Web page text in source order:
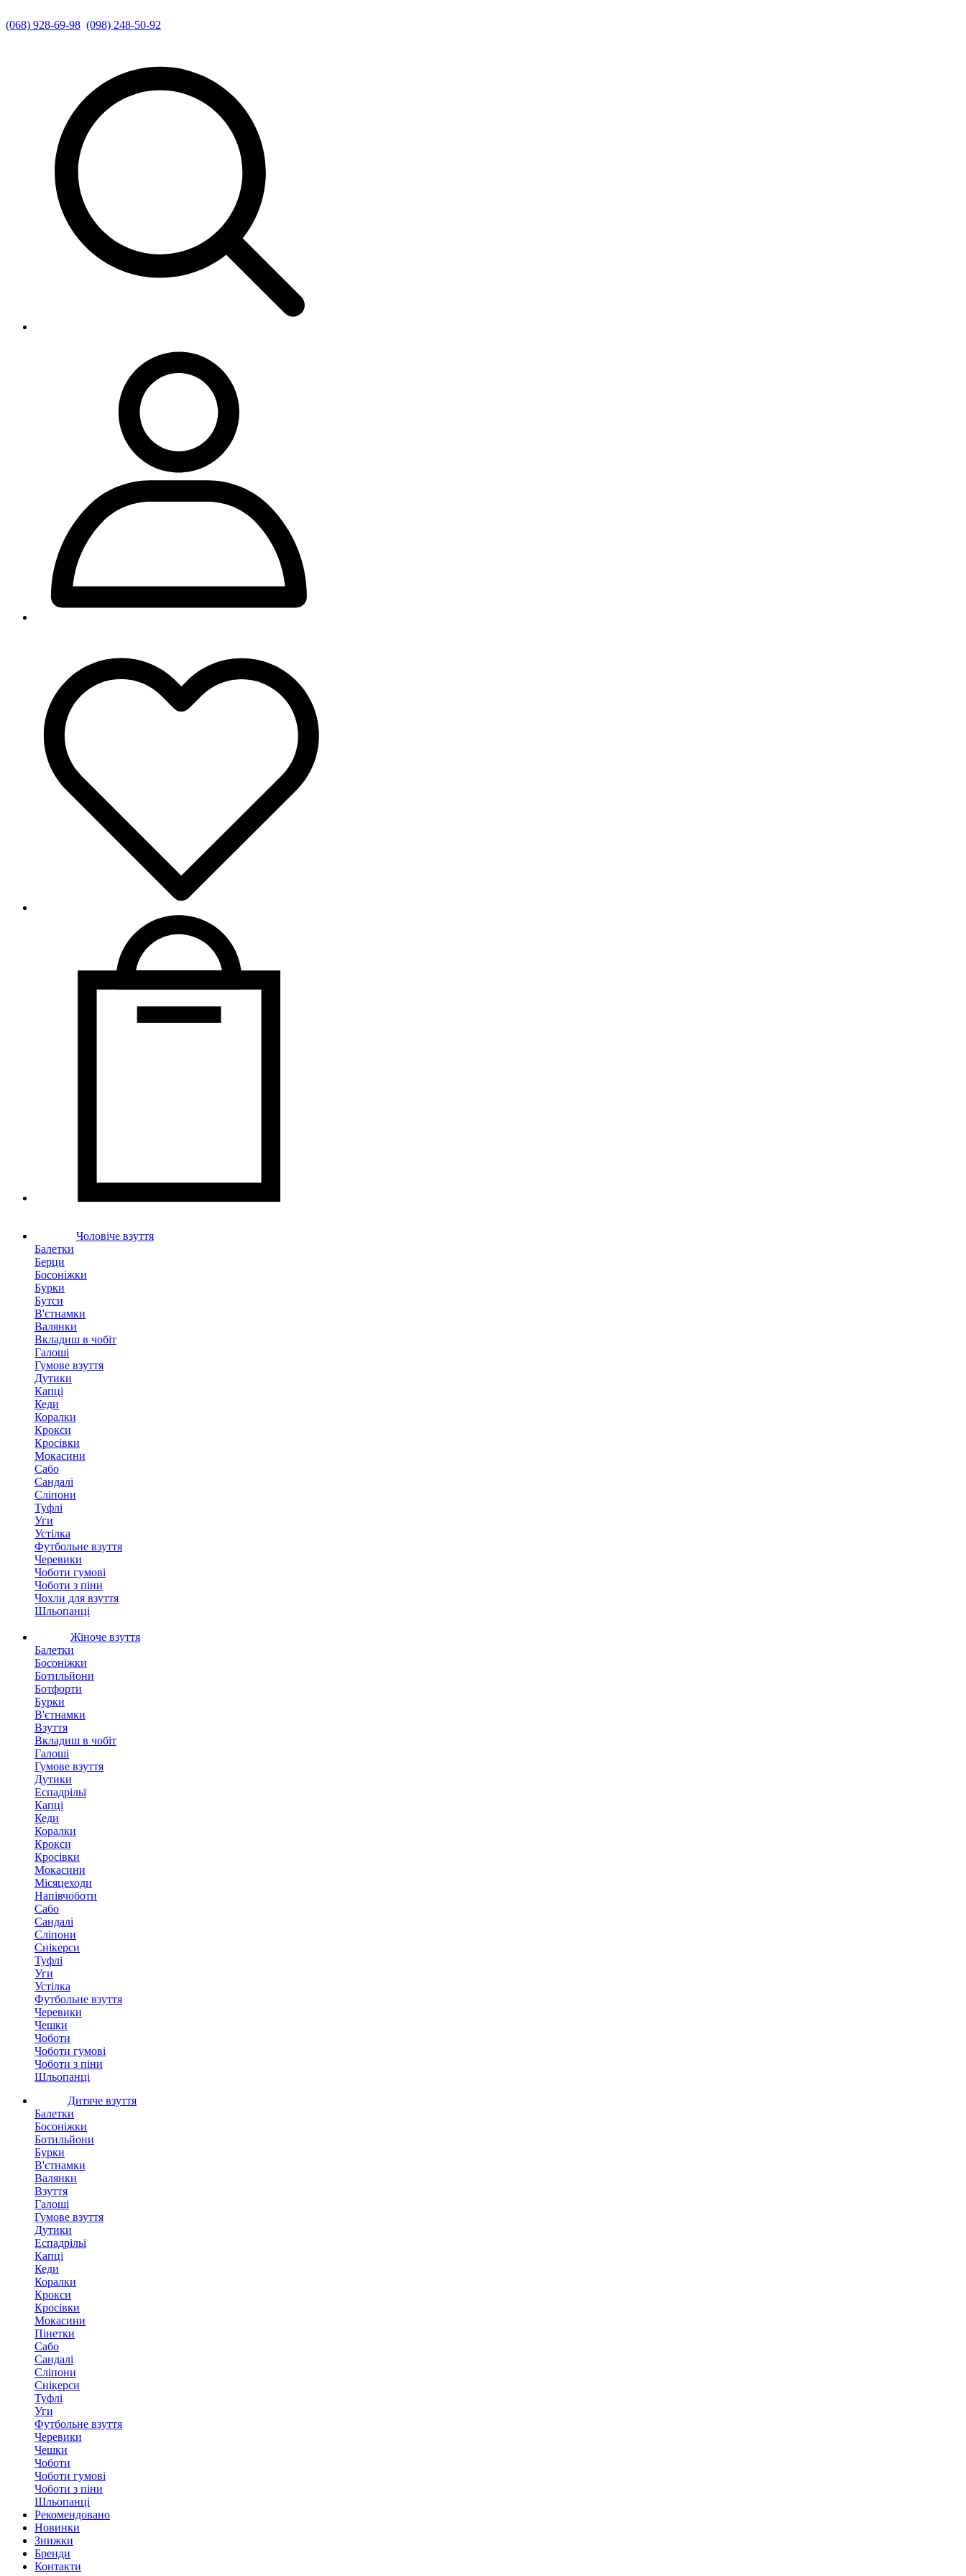
(068) 928-69-98 (098) 248-50-92
Чоловіче взуття
Балетки
Берци
Босоніжки
Бурки
Бутси
В'єтнамки
Валянки
Вкладиш в чобіт
Галоші
Гумове взуття
Дутики
Капці
Кеди
Коралки
Крокси
Кросівки
Мокасини
Сабо
Сандалі
Сліпони
Туфлі
Уги
Устілка
Футбольне взуття
Черевики
Чоботи гумові
Чоботи з піни
Чохли для взуття
Шльопанці
Жіноче взуття
Балетки
Босоніжки
Ботильйони
Ботфорти
Бурки
В'єтнамки
Взуття
Вкладиш в чобіт
Галоші
Гумове взуття
Дутики
Еспадрільї
Капці
Кеди
Коралки
Крокси
Кросівки
Мокасини
Місяцеходи
Напівчоботи
Сабо
Сандалі
Сліпони
Снікерси
Туфлі
Уги
Устілка
Футбольне взуття
Черевики
Чешки
Чоботи
Чоботи гумові
Чоботи з піни
Шльопанці
Дитяче взуття
Балетки
Босоніжки
Ботильйони
Бурки
В'єтнамки
Валянки
Взуття
Галоші
Гумове взуття
Дутики
Еспадрільї
Капці
Кеди
Коралки
Крокси
Кросівки
Мокасини
Пінетки
Сабо
Сандалі
Сліпони
Снікерси
Туфлі
Уги
Футбольне взуття
Черевики
Чешки
Чоботи
Чоботи гумові
Чоботи з піни
Шльопанці
Рекомендовано
Новинки
Знижки
Бренди
Контакти